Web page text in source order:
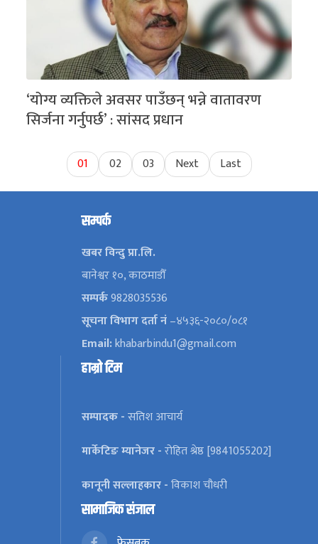
‘योग्य व्यक्तिले अवसर पाउँछन् भन्ने वातावरण
सिर्जना गर्नुपर्छ’ : सांसद प्रधान
01 02 03 Next Last
सम्पर्क
खबर विन्दु प्रा.लि.
बानेश्वर १०, काठमाडौँ
सम्पर्क9828035536
सूचना विभाग दर्ता नं–४५३६-२०८०/०८१
Email:khabarbindu1@gmail.com
हाम्रो टिम
सम्पादक -सतिश आचार्य
मार्केटिङ म्यानेजर -रोहित श्रेष्ठ [9841055202]
कानूनी सल्लाहकार -विकाश चौधरी
सामाजिक संजाल